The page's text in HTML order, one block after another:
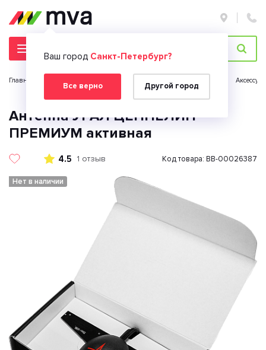
Ваш город Санкт-Петербург?
Все верно Другой город
Главная страница
Антенна УРАЛ ЦЕППЕЛИН
ПРЕМИУМ активная
4.5 1 отзыв Код товара: BB-00026387
Нет в наличии